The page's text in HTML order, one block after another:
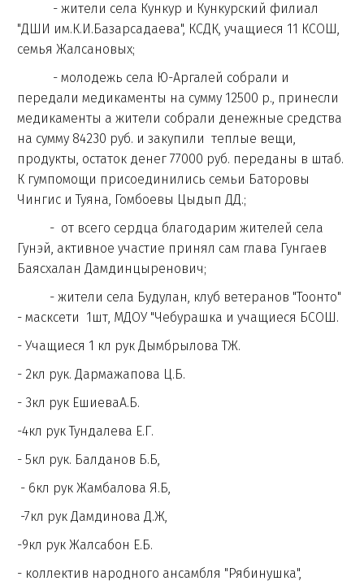
- жители села Кункур и Кункурский филиал
"ДШИ им.К.И.Базарсадаева", КСДК, учащиеся 11 КСОШ,
семья Жалсановых;
- молодежь села Ю-Аргалей собрали и
передали медикаменты на сумму 12500 р., принесли
медикаменты а жители собрали денежные средства
на сумму 84230 руб. и закупили теплые вещи,
продукты, остаток денег 77000 руб. переданы в штаб.
К гумпомощи присоединились семьи Баторовы
Чингис и Туяна, Гомбоевы Цыдып ДД.;
- от всего сердца благодарим жителей села
Гунэй, активное участие принял сам глава Гунгаев
Баясхалан Дамдинцыренович;
- жители села Будулан, клуб ветеранов "Тоонто"
- масксети 1шт, МДОУ "Чебурашка и учащиеся БСОШ.
- Учащиеся 1 кл рук Дымбрылова ТЖ.
- 2кл рук. Дармажапова Ц.Б.
- 3кл рук ЕшиеваА.Б.
-4кл рук Тундалева Е.Г.
- 5кл рук. Балданов Б.Б,
- 6кл рук Жамбалова Я.Б,
-7кл рук Дамдинова Д.Ж,
-9кл рук Жалсабон Е.Б.
- коллектив народного ансамбля "Рябинушка",